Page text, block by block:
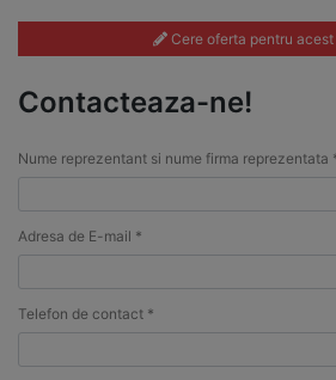
Cere oferta pentru
Contacteaza-ne!
Nume reprezentant si nume firma reprezentata
Adresa de E-mail *
Telefon de contact *